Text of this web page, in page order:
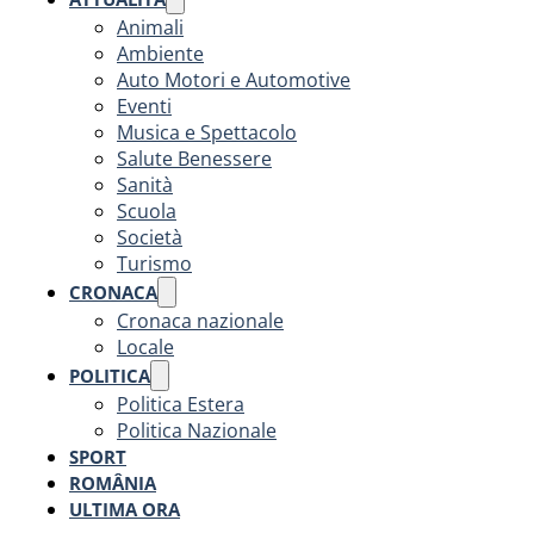
Animali
Ambiente
Auto Motori e Automotive
Eventi
Musica e Spettacolo
Salute Benessere
Sanità
Scuola
Società
Turismo
CRONACA
Cronaca nazionale
Locale
POLITICA
Politica Estera
Politica Nazionale
SPORT
ROMÂNIA
ULTIMA ORA